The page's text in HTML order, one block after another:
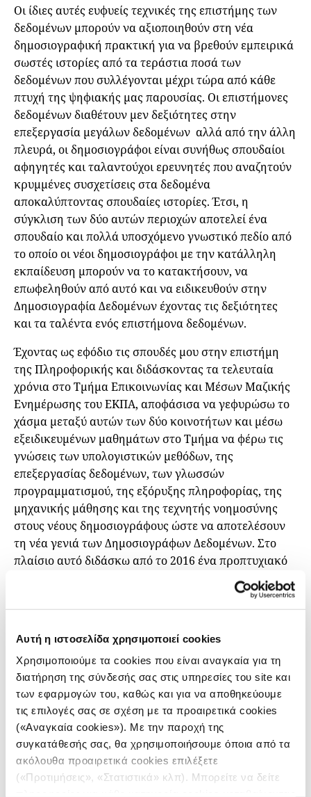
Αυτή η ιστοσελίδα χρησιμοποιεί cookies
Χρησιμοποιούμε τα cookies που είναι αναγκαία για τη
διατήρηση της σύνδεσής σας στις υπηρεσίες του site και
των εφαρμογών του, καθώς και για να αποθηκεύουμε
τις επιλογές σας σε σχέση με τα προαιρετικά cookies
(«Αναγκαία cookies»). Με την παροχή της
συγκατάθεσής σας, θα χρησιμοποιήσουμε όποια από τα
ακόλουθα προαιρετικά cookies επιλέξετε
(«Προτιμήσεις», «Στατιστικά» κλπ). Μπορείτε να δείτε
Οι ίδιες αυτές ευφυείς τεχνικές της επιστήμης των
δεδομένων μπορούν να αξιοποιηθούν στη νέα
δημοσιογραφική πρακτική για να βρεθούν εμπειρικά
σωστές ιστορίες από τα τεράστια ποσά των
δεδομένων που συλλέγονται μέχρι τώρα από κάθε
πτυχή της ψηφιακής μας παρουσίας. Οι επιστήμονες
δεδομένων διαθέτουν μεν δεξιότητες στην
επεξεργασία μεγάλων δεδομένων αλλά από την άλλη
πλευρά, οι δημοσιογράφοι είναι συνήθως σπουδαίοι
αφηγητές και ταλαντούχοι ερευνητές που αναζητούν
κρυμμένες συσχετίσεις στα δεδομένα
αποκαλύπτοντας σπουδαίες ιστορίες. Έτσι, η
σύγκλιση των δύο αυτών περιοχών αποτελεί ένα
σπουδαίο και πολλά υποσχόμενο γνωστικό πεδίο από
το οποίο οι νέοι δημοσιογράφοι με την κατάλληλη
εκπαίδευση μπορούν να το κατακτήσουν, να
επωφεληθούν από αυτό και να ειδικευθούν στην
Δημοσιογραφία Δεδομένων έχοντας τις δεξιότητες
και τα ταλέντα ενός επιστήμονα δεδομένων.
Έχοντας ως εφόδιο τις σπουδές μου στην επιστήμη
της Πληροφορικής και διδάσκοντας τα τελευταία
χρόνια στο Τμήμα Επικοινωνίας και Μέσων Μαζικής
Ενημέρωσης του ΕΚΠΑ, αποφάσισα να γεφυρώσω το
χάσμα μεταξύ αυτών των δύο κοινοτήτων και μέσω
εξειδικευμένων μαθημάτων στο Τμήμα να φέρω τις
γνώσεις των υπολογιστικών μεθόδων, της
επεξεργασίας δεδομένων, των γλωσσών
προγραμματισμού, της εξόρυξης πληροφορίας, της
μηχανικής μάθησης και της τεχνητής νοημοσύνης
στους νέους δημοσιογράφους ώστε να αποτελέσουν
τη νέα γενιά των Δημοσιογράφων Δεδομένων. Στο
πλαίσιο αυτό διδάσκω από το 2016 ένα προπτυχιακό
μάθημα “Ανάλυση Δεδομένων στη Δημοσιογραφία” με
εισαγωγικές έννοιες επεξεργασίας μεγάλων
δεδομένων και υπολογιστικών τεχνικών μέσω της
την κατεύθυνση ειδίκευσης σε μεταπτυχιακό επίπεδο
με τίτλο “Η Επιστήμη των Δεδομένων στη
Δημοσιογραφία και την Επικοινωνία” από το ακαδ.
έτος 2018-2019.
ΑΝΑΛΥΣΗ ΔΕΔΟΜΕΝΩΝ
Τι λέει η στατιστική για την καριέρα του
Στέφανου Τσιτσιπά
16.11.2020